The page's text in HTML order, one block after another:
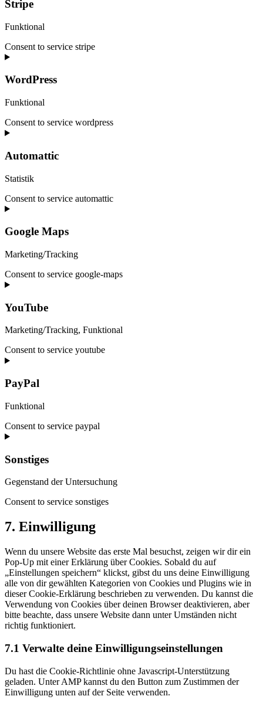
Stripe
Funktional
Consent to service stripe
WordPress
Funktional
Consent to service wordpress
Automattic
Statistik
Consent to service automattic
Google Maps
Marketing/Tracking
Consent to service google-maps
YouTube
Marketing/Tracking, Funktional
Consent to service youtube
PayPal
Funktional
Consent to service paypal
Sonstiges
Gegenstand der Untersuchung
Consent to service sonstiges
7. Einwilligung
Wenn du unsere Website das erste Mal besuchst, zeigen wir dir ein
Pop-Up mit einer Erklärung über Cookies. Sobald du auf
„Einstellungen speichern“ klickst, gibst du uns deine Einwilligung
alle von dir gewählten Kategorien von Cookies und Plugins wie in
dieser Cookie-Erklärung beschrieben zu verwenden. Du kannst die
Verwendung von Cookies über deinen Browser deaktivieren, aber
bitte beachte, dass unsere Website dann unter Umständen nicht
richtig funktioniert.
7.1 Verwalte deine Einwilligungseinstellungen
Du hast die Cookie-Richtlinie ohne Javascript-Unterstützung
geladen. Unter AMP kannst du den Button zum Zustimmen der
Einwilligung unten auf der Seite verwenden.